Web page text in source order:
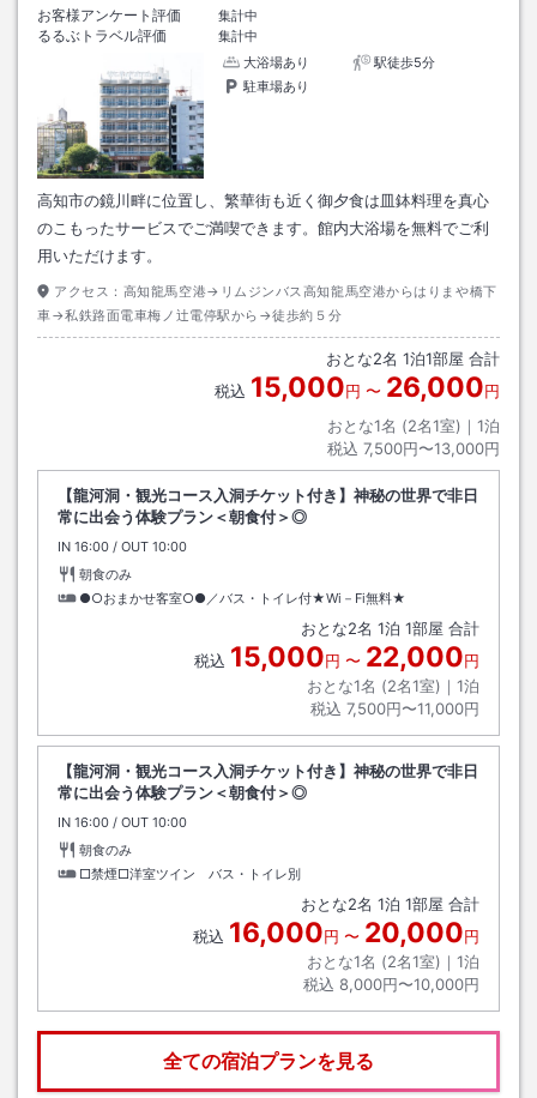
お客様アンケート評価
集計中
るるぶトラベル評価
集計中
大浴場あり
駅徒歩5分
駐車場あり
高知市の鏡川畔に位置し、繁華街も近く御夕食は皿鉢料理を真心
のこもったサービスでご満喫できます。館内大浴場を無料でご利
用いただけます。
アクセス： 高知龍馬空港→リムジンバス高知龍馬空港からはりまや橋下
車→私鉄路面電車梅ノ辻電停駅から→徒歩約５分
おとな2名 1泊1部屋 合計
税込 15,000円 〜 26,000円
おとな1名 (2名1室)｜ 1泊
税込 7,500円〜13,000円
【龍河洞・観光コース入洞チケット付き】神秘の世界で非日
常に出会う体験プラン＜朝食付＞◎
IN チェックイン
16:00 / OUT チェックアウト
10:00
朝食のみ
●○おまかせ客室○●／バス・トイレ付★Wi－Fi無料★
おとな2名 1泊 1部屋 合計
税込 15,000円 〜 22,000円
おとな1名 (2名1室)｜ 1泊
税込 7,500円〜11,000円
【龍河洞・観光コース入洞チケット付き】神秘の世界で非日
常に出会う体験プラン＜朝食付＞◎
IN チェックイン
16:00 / OUT チェックアウト
10:00
朝食のみ
□禁煙□洋室ツイン バス・トイレ別
おとな2名 1泊 1部屋 合計
税込 16,000円 〜 20,000円
おとな1名 (2名1室)｜ 1泊
税込 8,000円〜10,000円
全ての宿泊プランを見る